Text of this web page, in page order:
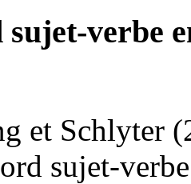
verbe
et Schlyter
sujet-